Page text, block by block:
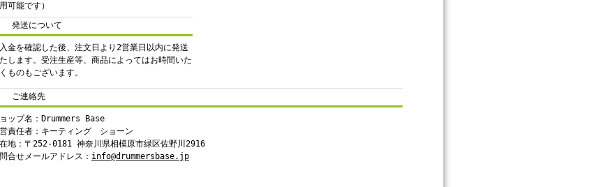
可能です）
発送について
金を確認した後、注文日より2営業日以内に発送
します。受注生産等、商品によってはお時間いた
ものもございます。
ご連絡先
ップ名：Drummers Base
責任者：キーティング ショーン
地：〒252-0181 神奈川県相模原市緑区佐野川2916
合せメールアドレス： info@drummersbase.jp